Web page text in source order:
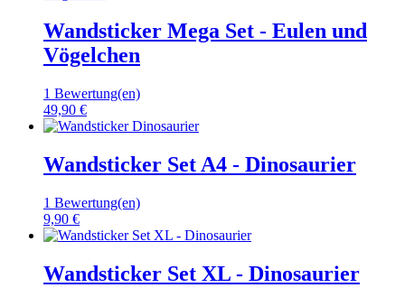
Wandsticker Mega Set - Eulen und
Vögelchen
1 Bewertung(en)
49,90 €
Wandsticker Set A4 - Dinosaurier
1 Bewertung(en)
9,90 €
Wandsticker Set XL - Dinosaurier